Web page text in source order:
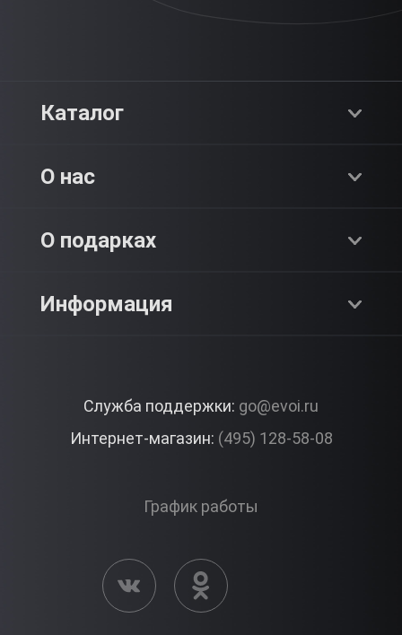
Каталог
Premium
О нас
О компании
Контакты
О подарках
Как это работает?
Вопросы и ответы
Информация
Корпоративные подарки
Активация сертификата
Служба поддержки: go@evoi.ru
Интернет-магазин: (495) 128-58-08
График работы